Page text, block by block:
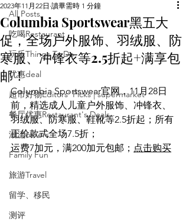
All Posts
吃喝Restaurant
玩乐Things To Do
优惠deal
超市好物Editors' Picks | supermarket
餐厅优惠Restaurant's Deals
潮流others
Family Fun
旅游Travel
留学、移民
测评
Columbia Sportswear黑五大
促，全场户外服饰、羽绒服、防
寒服、冲锋衣等2.5折起+满享包
邮！
2023年11月22日 讀畢需時 1 分鐘
Columbia Sportswear官网，11月28日
前，精选成人儿童户外服饰、冲锋衣、
羽绒服、防寒服、鞋靴等2.5折起；所有
正价款式全场7.5折；
运费7加元，满200加元包邮 ； 点击购买